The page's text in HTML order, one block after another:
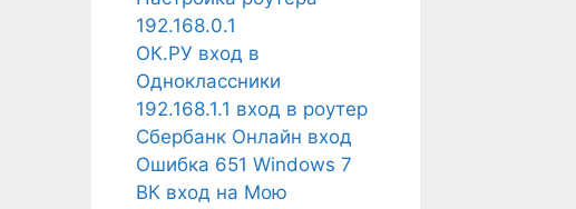
192.168.0.1
ОК.РУ вход в
Одноклассники
192.168.1.1 вход в роутер
Сбербанк Онлайн вход
Ошибка 651 Windows 7
ВК вход на Мою